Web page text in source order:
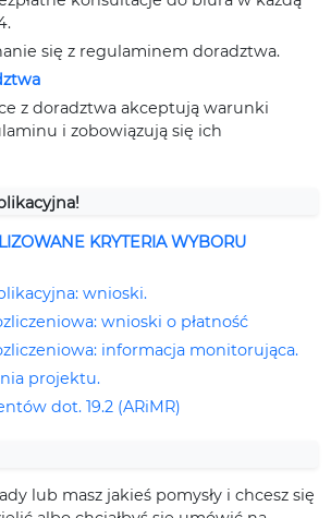
się z regulaminem doradztwa.
z doradztwa akceptują warunki
i zobowiązują się ich
KRYTERIA WYBORU
wnioski.
wnioski o płatność
informacja monitorująca.
projektu.
dot. 19.2 (ARiMR)
lub masz jakieś pomysły i chcesz się